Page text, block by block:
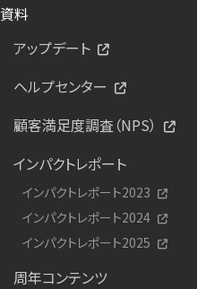
資料
アップデート
ヘルプセンター
顧客満足度調査（NPS）
インパクトレポート
インパクトレポート2023
インパクトレポート2024
インパクトレポート2025
周年コンテンツ